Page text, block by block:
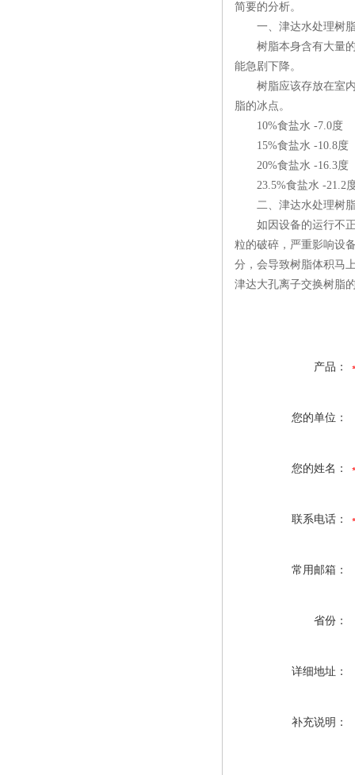
简要的分析。
一、津达水处理树脂
树脂本身含有大量的
能急剧下降。
树脂应该存放在室内
脂的冰点。
10%食盐水 -7.0度
15%食盐水 -10.8度
20%食盐水 -16.3度
23.5%食盐水 -21.2
二、津达水处理树脂
如因设备的运行不正
粒的破碎，严重影响设
分，会导致树脂体积马
津达大孔离子交换树脂
产品：
您的单位：
您的姓名：
联系电话：
常用邮箱：
省份：
详细地址：
补充说明：